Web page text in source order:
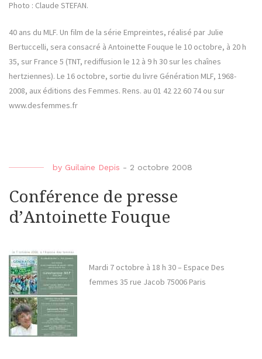
Photo : Claude STEFAN.
40 ans du MLF. Un film de la série Empreintes, réalisé par Julie
Bertuccelli, sera consacré à Antoinette Fouque le 10 octobre, à 20 h
35, sur France 5 (TNT, rediffusion le 12 à 9 h 30 sur les chaînes
hertziennes). Le 16 octobre, sortie du livre Génération MLF, 1968-
2008, aux éditions des Femmes. Rens. au 01 42 22 60 74 ou sur
www.desfemmes.fr
by Guilaine Depis - 2 octobre 2008
Conférence de presse
d’Antoinette Fouque
Mardi 7 octobre à 18 h 30 – Espace Des
femmes 35 rue Jacob 75006 Paris